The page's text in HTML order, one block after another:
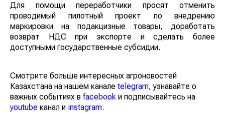
Для помощи переработчики просят отменить
проводимый пилотный проект по внедрению
маркировки на подакцизные товары, доработать
возврат НДС при экспорте и сделать более
доступными государственные субсидии.
Смотрите больше интересных агроновостей
Казахстана на нашем канале telegram, узнавайте о
важных событиях в facebook и подписывайтесь на
youtube канал и instagram.